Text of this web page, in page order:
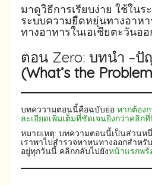
มาดูวิธีการเรียบง่าย ใช้ในร
ระบบความยืดหยุ่นทางอาห
ทางอาหารในเอเชียตะวันออ
ตอน Zero: บทนำ –ปั
(What’s the
บทคววามตอนนี้คือฉบับย่อ หากต้อง
ละเอียดเพิ่มเต็มที่ชัดเจนยิ่งกว่าคลิก
หมายเหตุ: บทความตอนนี้เป็นส่วนห
เราพาไปสำรวจหาหนทางออกสำห
อยู่ทุกวันนี้ คลิกกลับไปยังหน้าแรกพ